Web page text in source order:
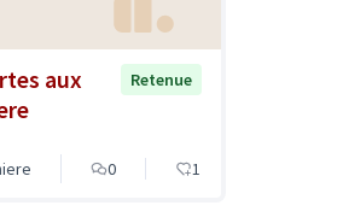
aux
Retenue
0 1